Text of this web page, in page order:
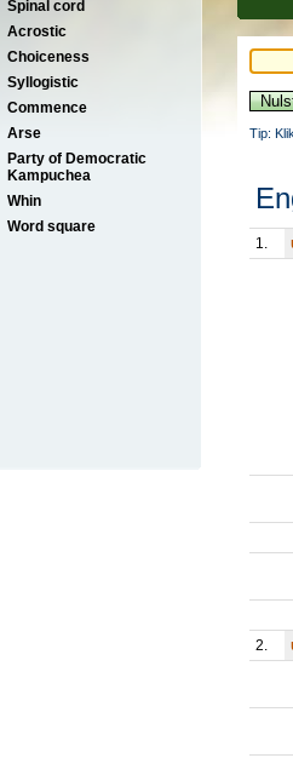
Spinal cord
Acrostic
Choiceness
Syllogistic
Commence
Arse
Party of Democratic
Kampuchea
Whin
Word square
Tip:
1.
2.